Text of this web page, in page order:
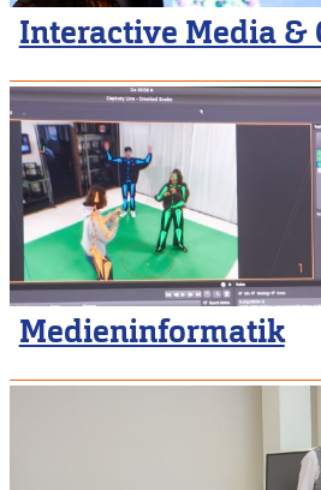
Interactive Media &
Medieninformatik